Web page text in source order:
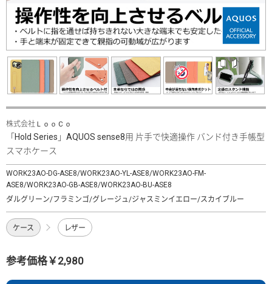
株式会社ＬｏｏＣｏ
「Hold Series」AQUOS sense8用 片手で快適操作 バンド付き手帳型
スマホケース
WORK23AO-DG-ASE8/WORK23AO-YL-ASE8/WORK23AO-FM-
ASE8/WORK23AO-GB-ASE8/WORK23AO-BU-ASE8
ダルグリーン/フラミンゴ/グレージュ/ジャスミンイエロー/スカイブルー
ケース レザー
参考価格￥2,980